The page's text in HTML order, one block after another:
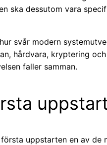
ska dessutom vara
svår modern
hårdvara, kryptering
faller samman.
uppstarten en av de